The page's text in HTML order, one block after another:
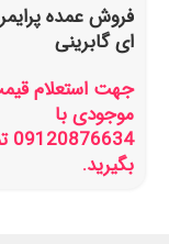
فروش عمده
ای گابرینی
جهت استعلام
موجودی با
بگیرید.